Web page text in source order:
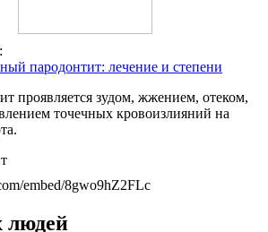
пародонтит: лечение и степени
проявляется зудом, жжением, отеком,
точечных кровоизлияний на
embed/8gwo9hZ2FLc
людей